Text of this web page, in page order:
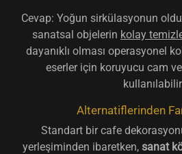
Cevap: Yoğun sirkülasyonun
sanatsal objelerin kolay
dayanıklı olması operasyonel
eserler için koruyucu cam
Alternatiflerinden
Standart bir cafe
yerleşiminden ibaretken, sanat